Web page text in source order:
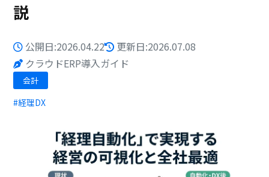
説
会計
公開日:2026.04.22
更新日:2026.07.08
クラウドERP導入ガイド
#経理DX